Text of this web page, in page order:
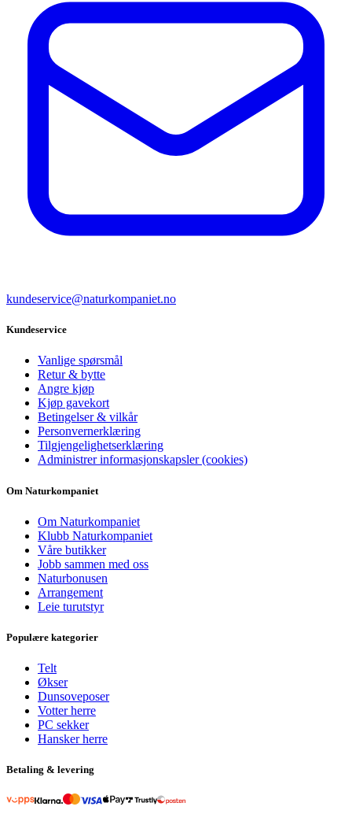
kundeservice@naturkompaniet.no
Kundeservice
Vanlige spørsmål
Retur & bytte
Angre kjøp
Kjøp gavekort
Betingelser & vilkår
Personvernerklæring
Tilgjengelighetserklæring
Administrer informasjonskapsler (cookies)
Om Naturkompaniet
Om Naturkompaniet
Klubb Naturkompaniet
Våre butikker
Jobb sammen med oss
Naturbonusen
Arrangement
Leie turutstyr
Populære kategorier
Telt
Økser
Dunsoveposer
Votter herre
PC sekker
Hansker herre
Betaling & levering